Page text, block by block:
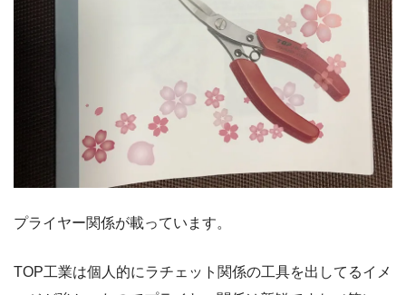
プライヤー関係が載っています。
TOP工業は個人的にラチェット関係の工具を出してるイメ